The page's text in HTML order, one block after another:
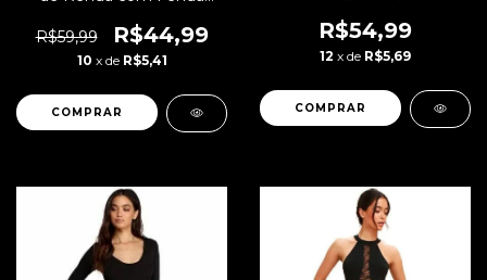
R$59,99
R$44,99
10 x de R$5,41
COMPRAR
R$54,99
12 x de R$5,69
COMPRAR